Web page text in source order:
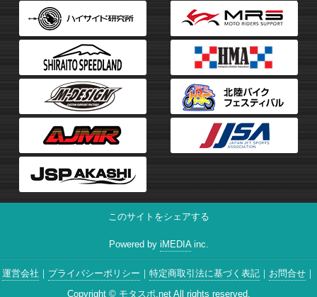
このサイトをシェアする
Powered by iMEDIAinc.
運営会社 プライバシーポリシー 特定商取引法に基づく表記
お問合せ
Copyright © モタスポ.netAll rights reserved.